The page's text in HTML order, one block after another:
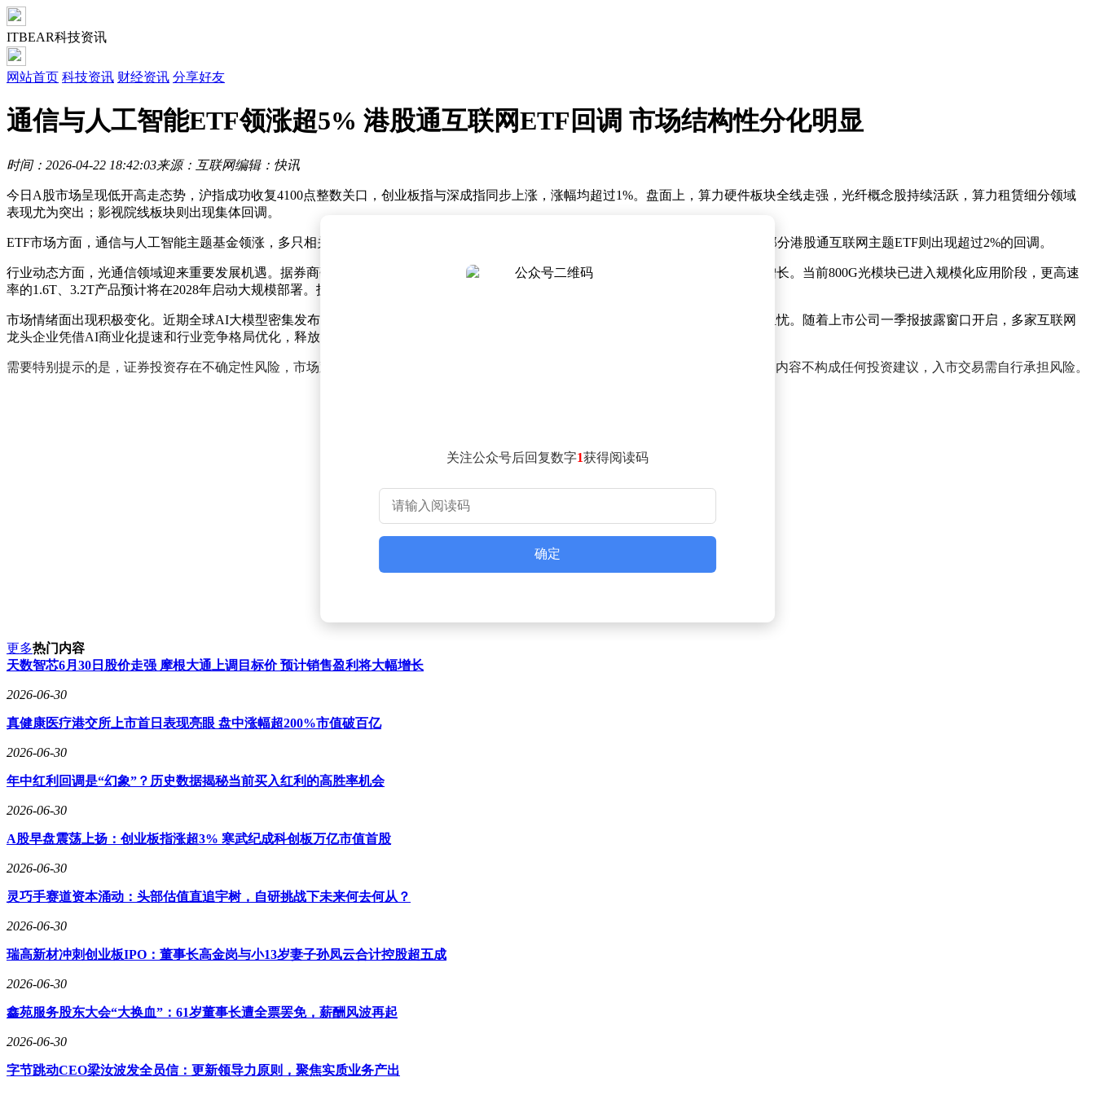
ITBEAR科技资讯
网站首页 科技资讯 财经资讯 分享好友
通信与人工智能ETF领涨超5% 港股通互联网ETF回调 市场结构性分化明显
时间：2026-04-22 18:42:03来源：互联网编辑：快讯
今日A股市场呈现低开高走态势，沪指成功收复4100点整数关口，创业板指与深成指同步上涨，涨幅均超过1%。盘面上，算力硬件板块全线走强，光纤概念股持续活跃，算力租赁细分领域
表现尤为突出；影视院线板块则出现集体回调。
ETF市场方面，通信与人工智能主题基金领涨，多只相关产品单日涨幅突破5%。资金流向显示，科技成长方向成为市场追捧热点，而部分港股通互联网主题ETF则出现超过2%的回调。
行业动态方面，光通信领域迎来重要发展机遇。据券商研究报告，AI大模型参数规模每两年扩张约百倍，推动数据传输需求呈指数级增长。当前800G光模块已进入规模化应用阶段，更高速
率的1.6T、3.2T产品预计将在2028年启动大规模部署。技术迭代与商业落地的双重驱动，使得光模块产业链成为资本市场关注焦点。
市场情绪面出现积极变化。近期全球AI大模型密集发布，技术突破与商业验证形成良性互动，有效缓解了市场对高资本投入回报率的担忧。随着上市公司一季报披露窗口开启，多家互联网
龙头企业凭借AI商业化提速和行业竞争格局优化，释放出业绩改善信号。
需要特别提示的是，证券投资存在不确定性风险，市场观点仅供参考。投资者应保持独立思考，结合自身风险承受能力做出决策，本文内容不构成任何投资建议，入市交易需自行承担风险。
关注公众号后回复数字1获得阅读码
确定
更多热门内容
天数智芯6月30日股价走强 摩根大通上调目标价 预计销售盈利将大幅增长
2026-06-30
真健康医疗港交所上市首日表现亮眼 盘中涨幅超200%市值破百亿
2026-06-30
年中红利回调是“幻象”？历史数据揭秘当前买入红利的高胜率机会
2026-06-30
A股早盘震荡上扬：创业板指涨超3% 寒武纪成科创板万亿市值首股
2026-06-30
灵巧手赛道资本涌动：头部估值直追宇树，自研挑战下未来何去何从？
2026-06-30
瑞高新材冲刺创业板IPO：董事长高金岗与小13岁妻子孙凤云合计控股超五成
2026-06-30
鑫苑服务股东大会“大换血”：61岁董事长遭全票罢免，薪酬风波再起
2026-06-30
字节跳动CEO梁汝波发全员信：更新领导力原则，聚焦实质业务产出